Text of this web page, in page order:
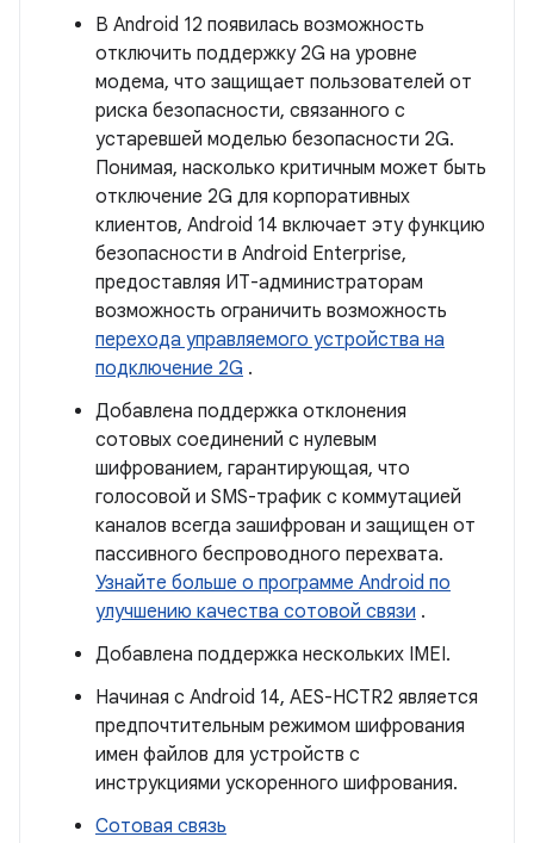
В Android 12 появилась возможность
отключить поддержку 2G на уровне
модема, что защищает пользователей от
риска безопасности, связанного с
устаревшей моделью безопасности 2G.
Понимая, насколько критичным может быть
отключение 2G для корпоративных
клиентов, Android 14 включает эту функцию
безопасности в Android Enterprise,
предоставляя ИТ-администраторам
возможность ограничить возможность
перехода управляемого устройства на
подключение 2G .
Добавлена ​​поддержка отклонения
сотовых соединений с нулевым
шифрованием, гарантирующая, что
голосовой и SMS-трафик с коммутацией
каналов всегда зашифрован и защищен от
пассивного беспроводного перехвата.
Узнайте больше о программе Android по
улучшению качества сотовой связи .
Добавлена ​​поддержка нескольких IMEI.
Начиная с Android 14, AES-HCTR2 является
предпочтительным режимом шифрования
имен файлов для устройств с
инструкциями ускоренного шифрования.
Сотовая связь